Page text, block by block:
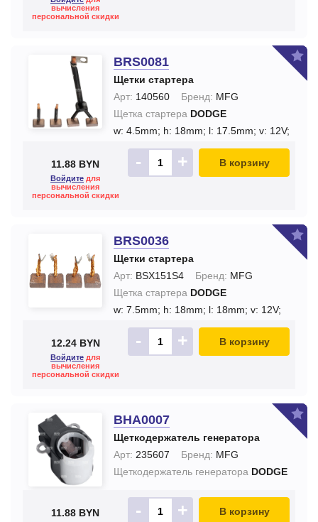
вычисления
персональной скидки
BRS0081
Щетки стартера
Арт: 140560 Бренд: MFG
Щетка стартера DODGE
w: 4.5mm; h: 18mm; l: 17.5mm; v: 12V;
11.88 BYN
Войдите для
вычисления
персональной скидки
- + В корзину
BRS0036
Щетки стартера
Арт: BSX151S4 Бренд: MFG
Щетка стартера DODGE
w: 7.5mm; h: 18mm; l: 18mm; v: 12V;
12.24 BYN
Войдите для
вычисления
персональной скидки
- + В корзину
BHA0007
Щеткодержатель генератора
Арт: 235607 Бренд: MFG
Щеткодержатель генератора DODGE
11.88 BYN - + В корзину